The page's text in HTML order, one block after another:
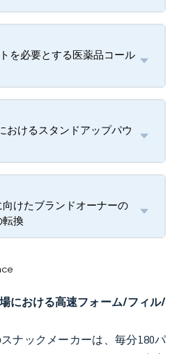
を必要とする医薬品コール
おけるスタンドアップパウ
けたブランドオーナーの
転換
における高速フォーム/フィル/
ナックメーカーは、毎分180パ